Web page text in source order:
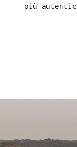
più